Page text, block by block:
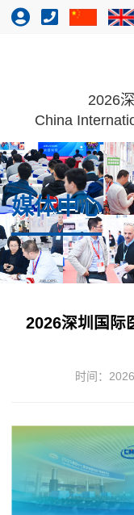
2026
China
媒体中心
2026深圳国际
时间：